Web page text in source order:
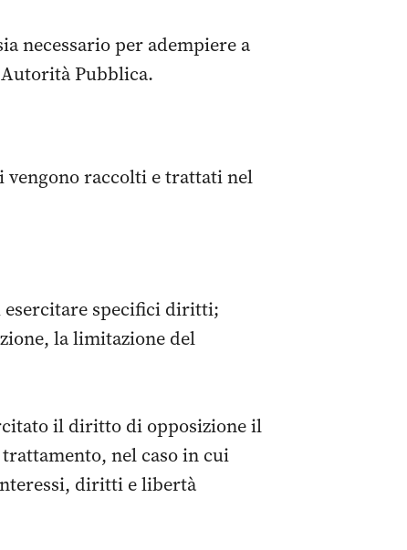
necessario per adempiere a
Pubblica.
vengono raccolti e trattati nel
esercitare specifici diritti;
la limitazione del
il diritto di opposizione il
nel caso in cui
diritti e libertà